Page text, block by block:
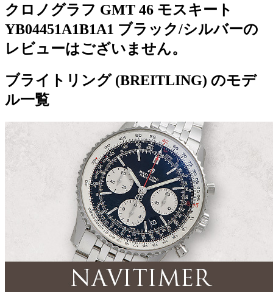
クロノグラフ GMT 46 モスキート
YB04451A1B1A1 ブラック/シルバーの
レビューはございません。
ブライトリング (BREITLING) のモデ
ル一覧